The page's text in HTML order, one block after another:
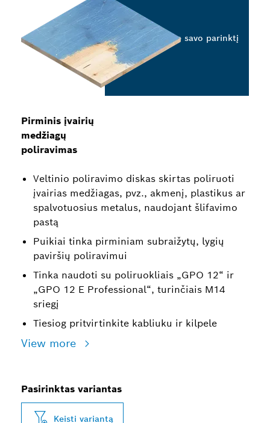
Pirminis įvairių
medžiagų
poliravimas
Veltinio poliravimo diskas skirtas poliruoti
įvairias medžiagas, pvz., akmenį, plastikus ar
spalvotuosius metalus, naudojant šlifavimo
pastą
Puikiai tinka pirminiam subraižytų, lygių
paviršių poliravimui
Tinka naudoti su poliruokliais „GPO 12“ ir
„GPO 12 E Professional“, turinčiais M14
sriegį
Tiesiog pritvirtinkite kabliuku ir kilpele
View more
Pasirinkite savo parinktį
Pasirinktas variantas
Keisti variantą